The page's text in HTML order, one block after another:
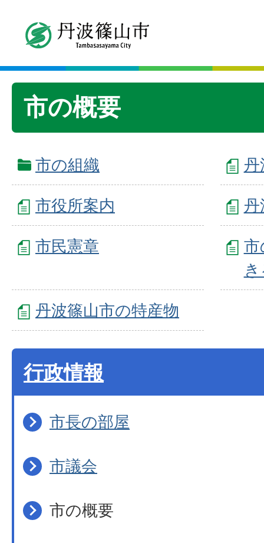
市の概要
市の組織
市役所案内
市民憲章
市
丹波篠山市の特産物
行政情報
市長の部屋
市議会
市の概要